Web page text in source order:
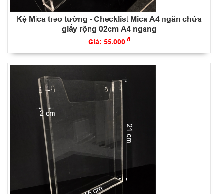
Kệ Mica treo tường - Checklist Mica A4 ngăn chứa
giấy rộng 02cm A4 ngang
Giá: 55.000 đ